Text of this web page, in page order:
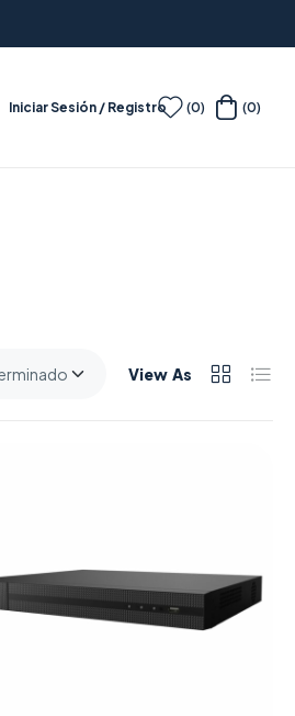
Iniciar Sesión / Registro (0) (0)
View As